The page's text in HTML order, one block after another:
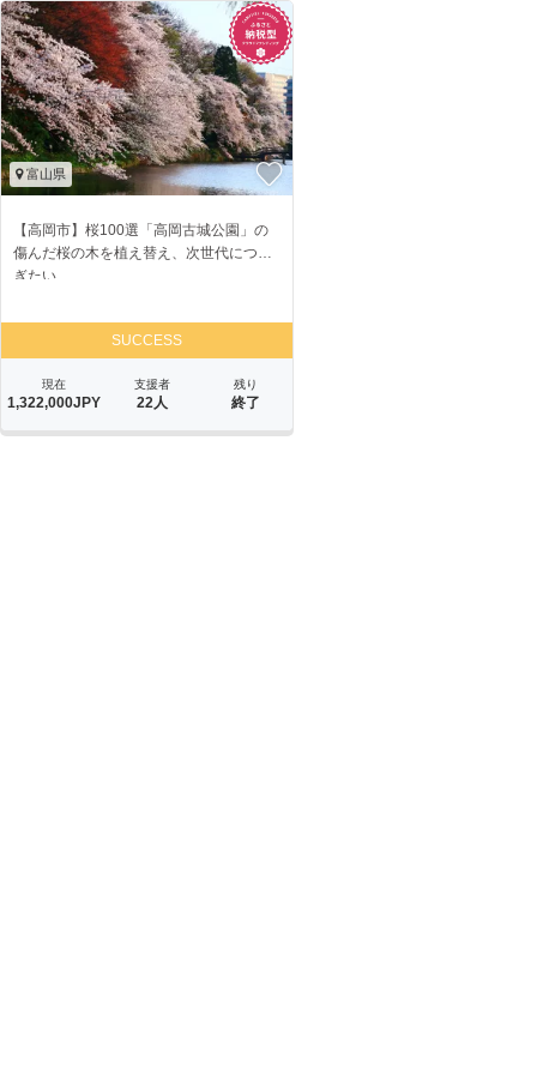
富山県
【高岡市】桜100選「高岡古城公園」の
傷んだ桜の木を植え替え、次世代につな
ぎたい
SUCCESS
現在
1,322,000JPY
支援者
22人
残り
終了